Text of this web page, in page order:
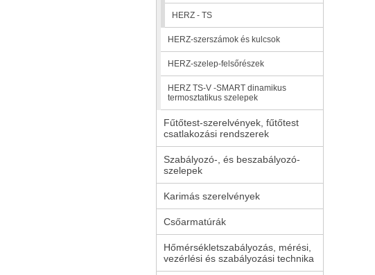
HERZ - TS
HERZ-szerszámok és kulcsok
HERZ-szelep-felsőrészek
HERZ TS-V -SMART dinamikus
termosztatikus szelepek
Fűtőtest-szerelvények, fűtőtest
csatlakozási rendszerek
Szabályozó-, és beszabályozó-
szelepek
Karimás szerelvények
Csőarmatúrák
Hőmérsékletszabályozás, mérési,
vezérlési és szabályozási technika